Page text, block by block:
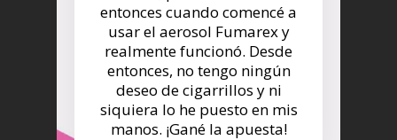
entonces cuando comencé a
usar el aerosol Fumarex y
realmente funcionó. Desde
entonces, no tengo ningún
deseo de cigarrillos y ni
siquiera lo he puesto en mis
manos. ¡Gané la apuesta!